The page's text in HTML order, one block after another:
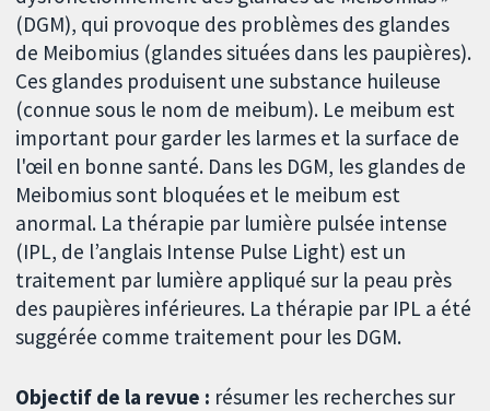
(DGM), qui provoque des problèmes des glandes
de Meibomius (glandes situées dans les paupières).
Ces glandes produisent une substance huileuse
(connue sous le nom de meibum). Le meibum est
important pour garder les larmes et la surface de
l'œil en bonne santé. Dans les DGM, les glandes de
Meibomius sont bloquées et le meibum est
anormal. La thérapie par lumière pulsée intense
(IPL, de l’anglais Intense Pulse Light) est un
traitement par lumière appliqué sur la peau près
des paupières inférieures. La thérapie par IPL a été
suggérée comme traitement pour les DGM.
Objectif de la revue : résumer les recherches sur